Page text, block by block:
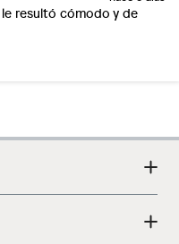
resultó cómodo y de